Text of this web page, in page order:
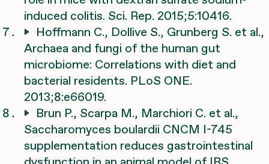
induced colitis. Sci. Rep. 2015;5:10416.
Hoffmann C., Dollive S., Grunberg S. et al.,
Archaea and fungi of the human gut
microbiome: Correlations with diet and
bacterial residents. PLoS ONE.
2013;8:e66019.
Brun P., Scarpa M., Marchiori C. et al.,
Saccharomyces boulardii CNCM I-745
supplementation reduces gastrointestinal